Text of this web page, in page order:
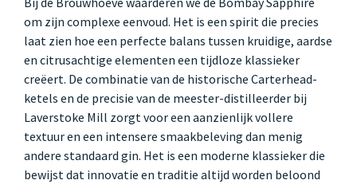
om zijn complexe eenvoud. Het is een spirit die precies
laat zien hoe een perfecte balans tussen kruidige, aardse
en citrusachtige elementen een tijdloze klassieker
creëert. De combinatie van de historische Carterhead-
ketels en de precisie van de meester-distilleerder bij
Laverstoke Mill zorgt voor een aanzienlijk vollere
textuur en een intensere smaakbeleving dan menig
andere standaard gin. Het is een moderne klassieker die
bewijst dat innovatie en traditie altijd worden beloond